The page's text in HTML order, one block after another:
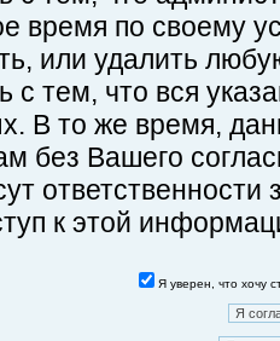
время по своему
или удалить
с тем, что вся
В то же время,
без Вашего
ответственности
к этой
Я уверен, что хочу